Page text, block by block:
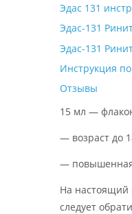
Эдас 131
Эдас-131
Эдас-131
Инструкция
Отзывы
15 мл —
— возраст до
— повышенная
На настоящий
следует